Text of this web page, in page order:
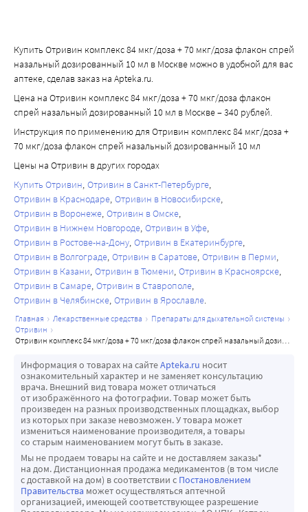
Купить Отривин комплекс 84 мкг/доза + 70 мкг/доза флакон спрей
назальный дозированный 10 мл в Москве можно в удобной для вас
аптеке, сделав заказ на Apteka.ru.
Цена на Отривин комплекс 84 мкг/доза + 70 мкг/доза флакон
спрей назальный дозированный 10 мл в Москве – 340 рублей.
Инструкция по применению для Отривин комплекс 84 мкг/доза +
70 мкг/доза флакон спрей назальный дозированный 10 мл
Цены на Отривин в других городах
Купить Отривин Отривин в Санкт-Петербурге
Отривин в Краснодаре Отривин в Новосибирске
Отривин в Воронеже Отривин в Омске
Отривин в Нижнем Новгороде Отривин в Уфе
Отривин в Ростове-на-Дону Отривин в Екатеринбурге
Отривин в Волгограде Отривин в Саратове Отривин в Перми
Отривин в Казани Отривин в Тюмени Отривин в Красноярске
Отривин в Самаре Отривин в Ставрополе
Отривин в Челябинске Отривин в Ярославле
главная лекарственные средства
препараты для дыхательной системы
отривин
отривин комплекс 84 мкг/доза + 70 мкг/доза флакон спрей назальный дозированный 10 мл
Информация о товарах на сайтеApteka.ru носит
ознакомительный характер и не заменяет консультацию
врача. Внешний вид товара может отличаться
от изображённого на фотографии. Товар может быть
произведен на разных производственных площадках, выбор
из которых при заказе невозможен. У товара может
измениться наименование производителя, а товары
со старым наименованием могут быть в заказе.
Мы не продаем товары на сайте и не доставляем заказы*
на дом. Дистанционная продажа медикаментов (в том числе
с доставкой на дом) в соответствии с Постановлением
Правительства может осуществляться аптечной
организацией, имеющей соответствующее разрешение